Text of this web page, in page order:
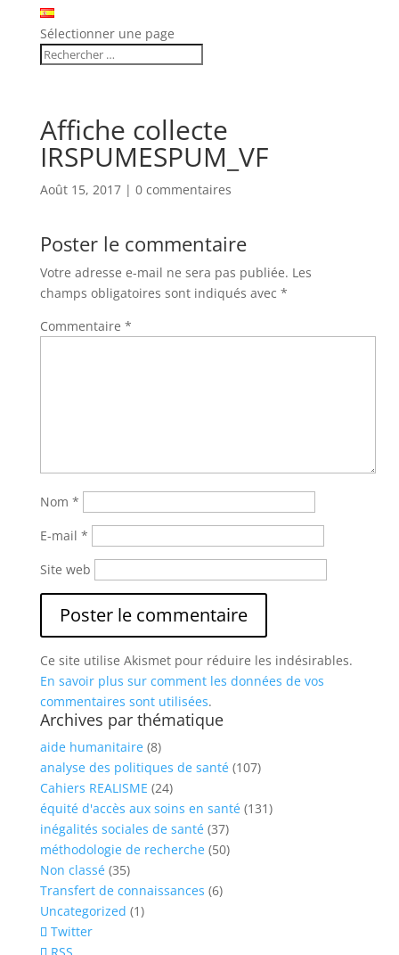
Sélectionner une page
Affiche collecte
IRSPUMESPUM_VF
Août 15, 2017| 0 commentaires
Poster le commentaire
Votre adresse e-mail ne sera pas publiée. Les
champs obligatoires sont indiqués avec *
Commentaire *
Nom *
E-mail *
Site web
Ce site utilise Akismet pour réduire les indésirables.
En savoir plus sur comment les données de vos
commentaires sont utilisées.
Archives par thématique
aide humanitaire(8)
analyse des politiques de santé(107)
Cahiers REALISME (24)
équité d'accès aux soins en santé(131)
inégalités sociales de santé(37)
méthodologie de recherche(50)
Non classé(35)
Transfert de connaissances (6)
Uncategorized (1)
Twitter